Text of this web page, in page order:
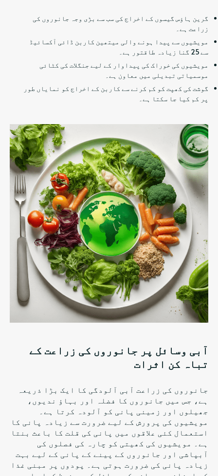
گرین ہاؤس گیسوں کے اخراج کی سب سے بڑی وجہ جانوروں کی
زراعت ہے۔
مویشیوں سے پیدا ہونے والی میتھین کاربن ڈائی آکسائیڈ
سے 25 گنا زیادہ طاقتور ہے۔
مویشیوں کی خوراک کی پیداوار کے لیے جنگلات کی کٹائی
موسمیاتی تبدیلی میں معاون ہے۔
گوشت کی کھپت کو کم کرنے سے کاربن کے اخراج کو نمایاں طور
پر کم کیا جا سکتا ہے۔
آبی وسائل پر جانوروں کی زراعت کے
تباہ کن اثرات
جانوروں کی زراعت آبی آلودگی کا ایک بڑا ذریعہ
ہے، جس میں جانوروں کا فضلہ اور بہاؤ ندیوں،
جھیلوں اور زمینی پانی کو آلودہ کرتا ہے۔
مویشیوں کی پرورش کے لیے ضرورت سے زیادہ پانی کا
استعمال کئی علاقوں میں پانی کی قلت کا باعث بنتا
ہے۔ مویشیوں کی کھیتی کو چارہ کی فصلوں کی
آبپاشی اور جانوروں کے پینے کے پانی کے لیے بہت
زیادہ پانی کی ضرورت ہوتی ہے۔ پودوں پر مبنی غذا